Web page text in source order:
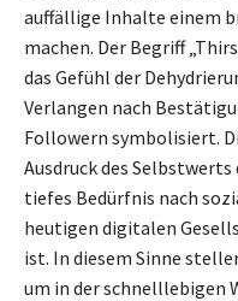
auffällige Inhalte einem
machen. Der Begriff
das Gefühl der
Verlangen nach
Followern symbolisiert.
Ausdruck des
tiefes Bedürfnis nach
heutigen digitalen
ist. In diesem Sinne
um in der schnelllebigen